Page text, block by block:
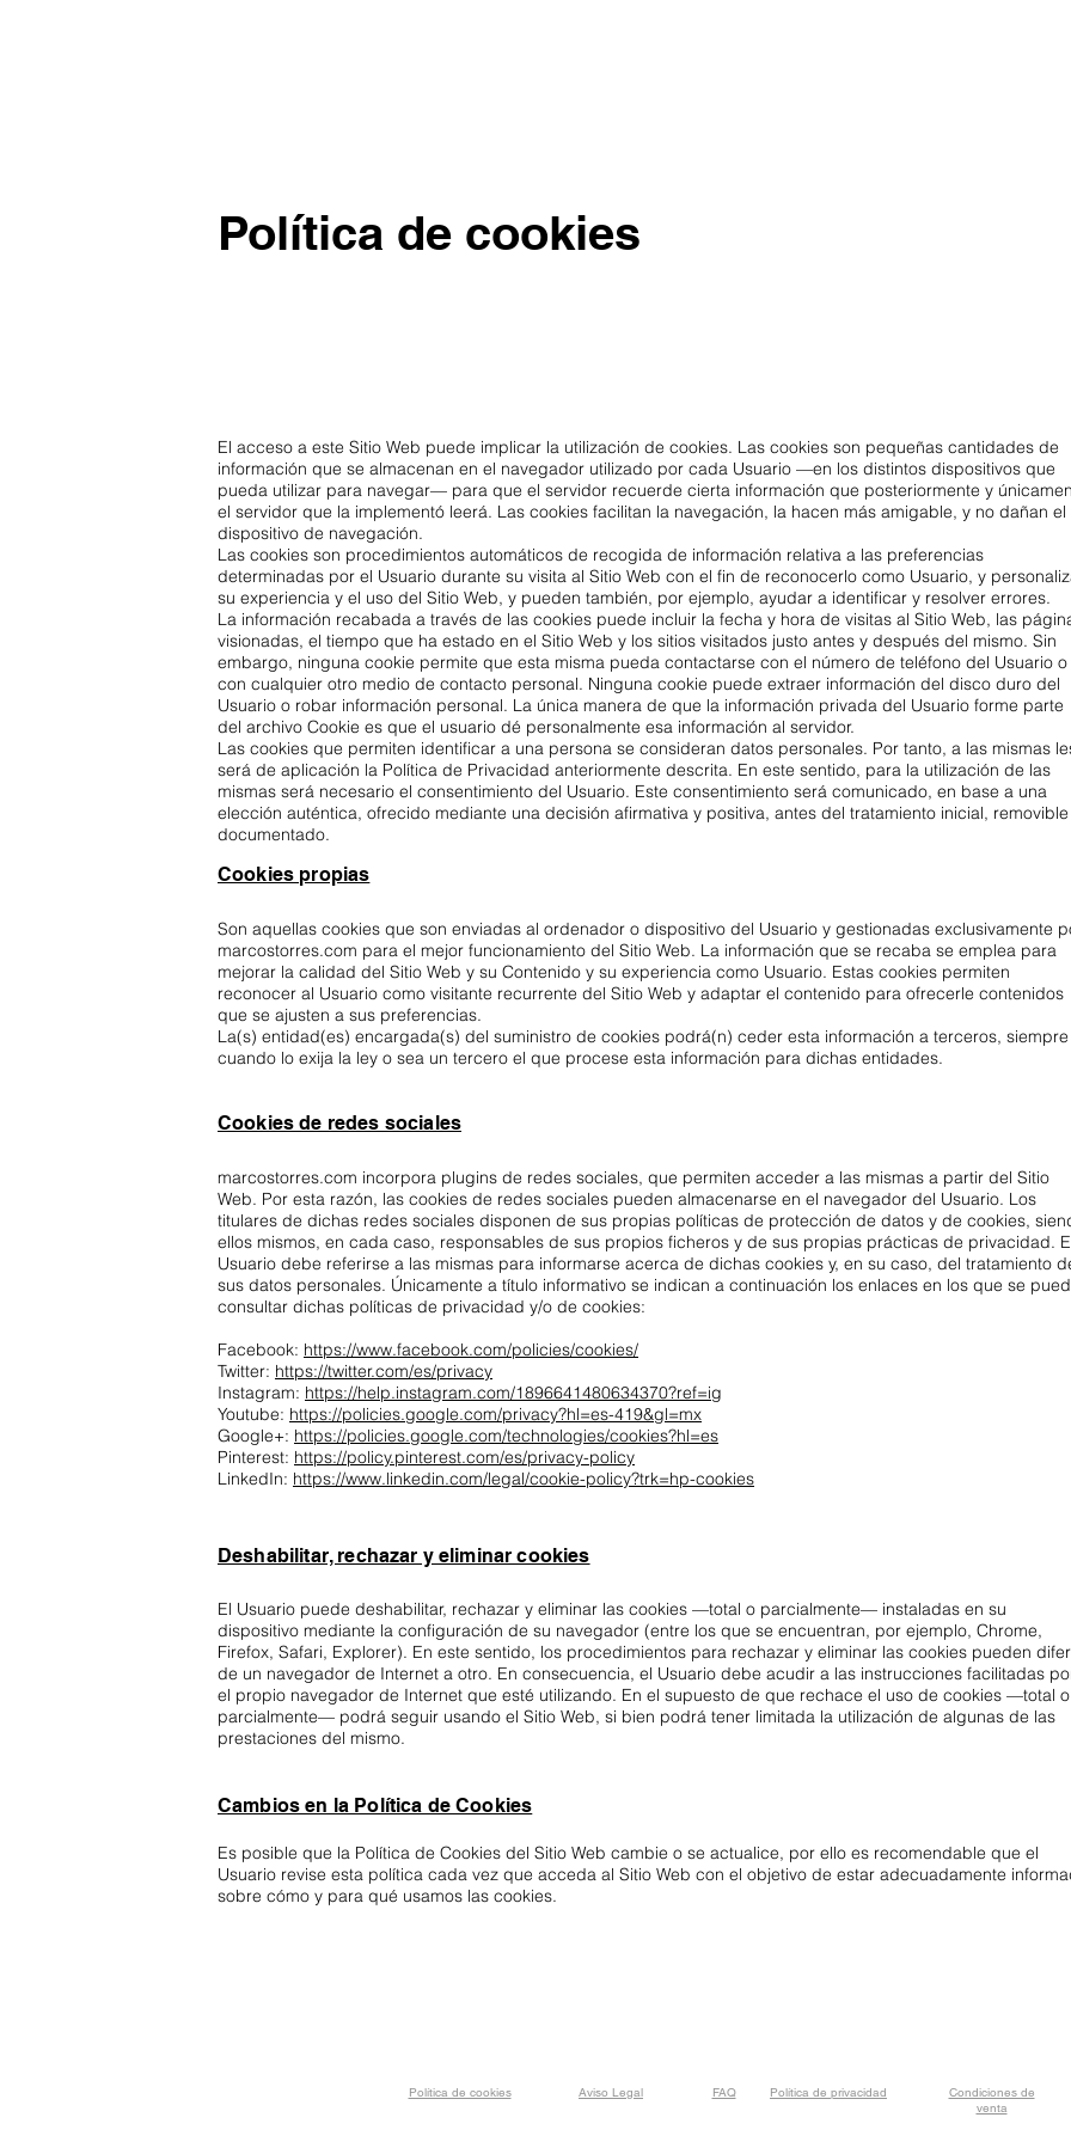
Política de cookies
El acceso a este Sitio Web puede implicar la utilización de cookies. Las cookies son pequeñas cantidades de
información que se almacenan en el navegador utilizado por cada Usuario —en los distintos dispositivos que
pueda utilizar para navegar— para que el servidor recuerde cierta información que posteriormente y
el servidor que la implementó leerá. Las cookies facilitan la navegación, la hacen más amigable, y no dañan el
dispositivo de navegación.
Las cookies son procedimientos automáticos de recogida de información relativa a las preferencias
determinadas por el Usuario durante su visita al Sitio Web con el fin de reconocerlo como Usuario, y
su experiencia y el uso del Sitio Web, y pueden también, por ejemplo, ayudar a identificar y resolver errores.
La información recabada a través de las cookies puede incluir la fecha y hora de visitas al Sitio Web, las
visionadas, el tiempo que ha estado en el Sitio Web y los sitios visitados justo antes y después del mismo. Sin
embargo, ninguna cookie permite que esta misma pueda contactarse con el número de teléfono del Usuario o
con cualquier otro medio de contacto personal. Ninguna cookie puede extraer información del disco duro del
Usuario o robar información personal. La única manera de que la información privada del Usuario forme parte
del archivo Cookie es que el usuario dé personalmente esa información al servidor.
Las cookies que permiten identificar a una persona se consideran datos personales. Por tanto, a las mismas
será de aplicación la Política de Privacidad anteriormente descrita. En este sentido, para la utilización de las
mismas será necesario el consentimiento del Usuario. Este consentimiento será comunicado, en base a una
elección auténtica, ofrecido mediante una decisión afirmativa y positiva, antes del tratamiento inicial,
documentado.
Cookies propias
Son aquellas cookies que son enviadas al ordenador o dispositivo del Usuario y gestionadas exclusivamente
marcostorres.com para el mejor funcionamiento del Sitio Web. La información que se recaba se emplea para
mejorar la calidad del Sitio Web y su Contenido y su experiencia como Usuario. Estas cookies permiten
reconocer al Usuario como visitante recurrente del Sitio Web y adaptar el contenido para ofrecerle contenidos
que se ajusten a sus preferencias.
La(s) entidad(es) encargada(s) del suministro de cookies podrá(n) ceder esta información a terceros,
cuando lo exija la ley o sea un tercero el que procese esta información para dichas entidades.
Cookies de redes sociales
marcostorres.com incorpora plugins de redes sociales, que permiten acceder a las mismas a partir del Sitio
Web. Por esta razón, las cookies de redes sociales pueden almacenarse en el navegador del Usuario. Los
titulares de dichas redes sociales disponen de sus propias políticas de protección de datos y de cookies,
ellos mismos, en cada caso, responsables de sus propios ficheros y de sus propias prácticas de privacidad.
Usuario debe referirse a las mismas para informarse acerca de dichas cookies y, en su caso, del tratamiento
sus datos personales. Únicamente a título informativo se indican a continuación los enlaces en los que se
consultar dichas políticas de privacidad y/o de cookies:
Facebook: https://www.facebook.com/policies/cookies/
Twitter: https://twitter.com/es/privacy
Instagram: https://help.instagram.com/1896641480634370?ref=ig
Youtube: https://policies.google.com/privacy?hl=es-419&gl=mx
Google+: https://policies.google.com/technologies/cookies?hl=es
Pinterest: https://policy.pinterest.com/es/privacy-policy
LinkedIn: https://www.linkedin.com/legal/cookie-policy?trk=hp-cookies
Deshabilitar, rechazar y eliminar cookies
El Usuario puede deshabilitar, rechazar y eliminar las cookies —total o parcialmente— instaladas en su
dispositivo mediante la configuración de su navegador (entre los que se encuentran, por ejemplo, Chrome,
Firefox, Safari, Explorer). En este sentido, los procedimientos para rechazar y eliminar las cookies pueden
de un navegador de Internet a otro. En consecuencia, el Usuario debe acudir a las instrucciones facilitadas
el propio navegador de Internet que esté utilizando. En el supuesto de que rechace el uso de cookies —total o
parcialmente— podrá seguir usando el Sitio Web, si bien podrá tener limitada la utilización de algunas de las
prestaciones del mismo.
Cambios en la Política de Cookies
Es posible que la Política de Cookies del Sitio Web cambie o se actualice, por ello es recomendable que el
Usuario revise esta política cada vez que acceda al Sitio Web con el objetivo de estar adecuadamente
sobre cómo y para qué usamos las cookies.
Política de cookies Aviso Legal FAQ Política de privacidad
Condiciones de
venta